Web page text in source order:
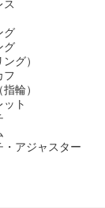
ス
グ
グ
ング）
フ
輪）
ット
・アジャスター